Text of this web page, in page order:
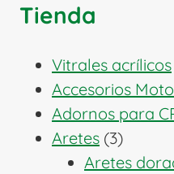
Tienda
Vitrales acrílicos
Accesorios
Adornos para
Aretes 33
Aretes